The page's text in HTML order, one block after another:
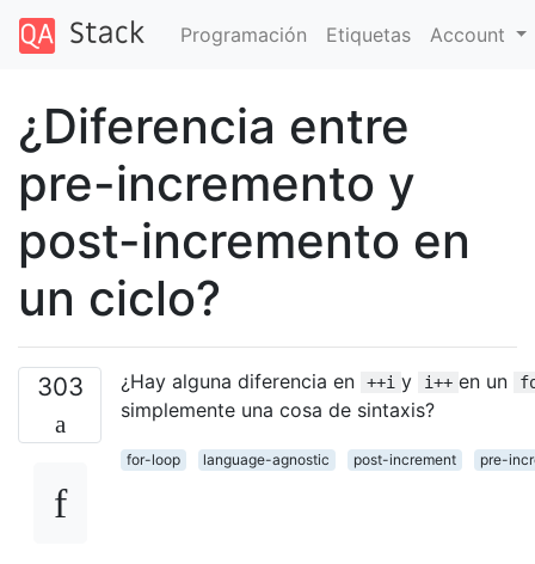
Programación Etiquetas Account
¿Diferencia entre
pre-incremento y
post-incremento en
un ciclo?
303 ¿Hay alguna diferencia en ++i y i++ en un
simplemente una cosa de sintaxis?
for-loop language-agnostic post-increment pre-